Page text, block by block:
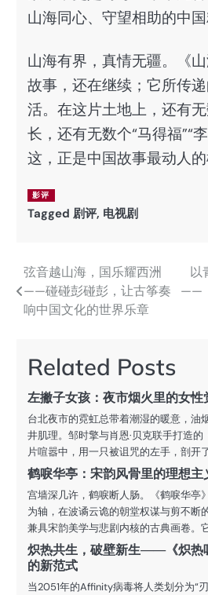
山海同心、守望相助的中国
山海有界，真情无疆。《
故事，还在继续；它所传
活。在这片土地上，还有
长，还有无数个“马得福”“
这，正是中国故事最动人的
影评
Tagged 剧评, 电视剧
文
章
航
弦音越山海，国乐耀西洲
——碰碰彭碰彭，让古筝奏
响中国文化的世界乐章
以
——
Related Posts
左撇子女孩：夜市烟火里的女性
台北夜市的霓虹总带着潮湿的暖意，油
井肌理。邹时擎与肖恩·贝克联手打造
片喧嚣中，用一只被诅咒的左手，剖开
鹤唳华亭：宋韵风骨里的理想主
宫墙深几许，鹤唳断人肠。《鹤唳华亭
为轴，在波谲云诡的朝堂权谋与剪不断
兼具宋韵美学与悲剧内核的古典画卷。
炽热共生，破壁新生——《炽热
的新范式
当2051年的Affinity病毒将人类划分为“